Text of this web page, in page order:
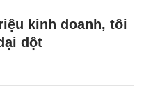
kinh doanh, tôi
dột